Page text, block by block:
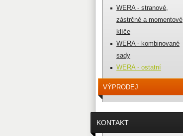
WERA - stranové,
zástrčné a momentové
klíče
WERA - kombinované
sady
WERA - ostatní
VÝPRODEJ
KONTAKT